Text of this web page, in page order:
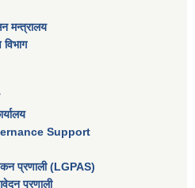
मन्त्रालय
Support
प्रणाली (LGPAS)
प्रणाली